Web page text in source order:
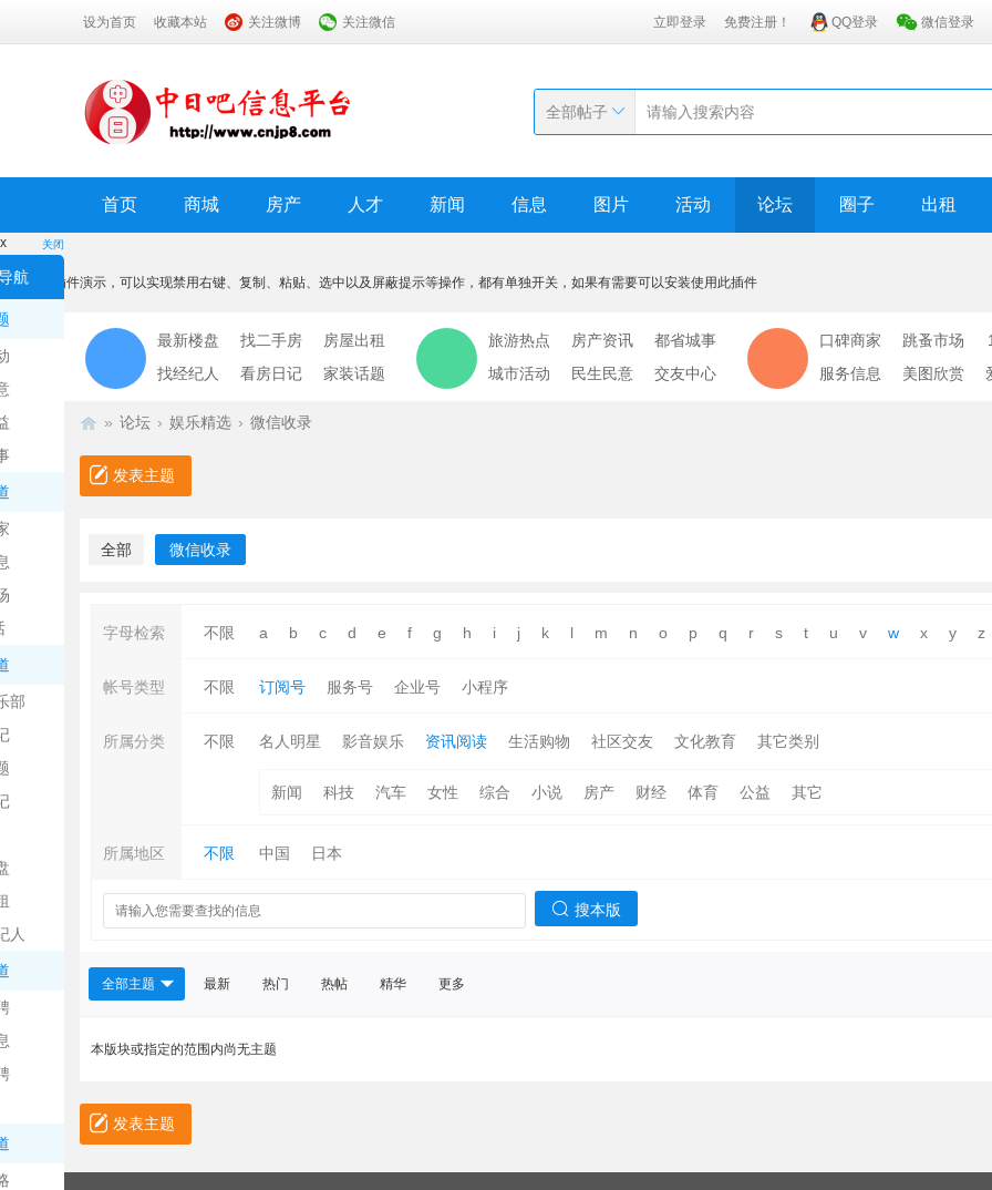
设为首页 收藏本站 关注微博 关注微信 立即登录 免费注册！ QQ登录 微信登录
全部帖子
首页 商城 房产 人才 新闻 信息 图片 活动 论坛 圈子 出租
关闭
航
部
人
x
本功能为插件演示，可以实现禁用右键、复制、粘贴、选中以及屏蔽提示等操作，都有单独开关，如果有需要可以安装使用此插件
我知道了
最新楼盘 找二手房
房屋出租
找经纪人
看房日记 家装话题
旅游热点 房产资讯
都省城事
城市活动
民生民意 交友中心
口碑商家 跳蚤市场
服务信息
美图欣赏
» 论坛 › 娱乐精选 › 微信收录
发表主题
全部 微信收录
字母检索 不限 a b c d e f g h i j k l m n o p q r s t u v w x y z
帐号类型 不限 订阅号 服务号 企业号 小程序
所属分类 不限 名人明星 影音娱乐 资讯阅读 生活购物 社区交友 文化教育 其它类别
新闻 科技 汽车 女性 综合 小说 房产 财经 体育 公益 其它
所属地区 不限 中国 日本
搜本版
全部主题 最新 热门 热帖 精华 更多
本版块或指定的范围内尚无主题
发表主题